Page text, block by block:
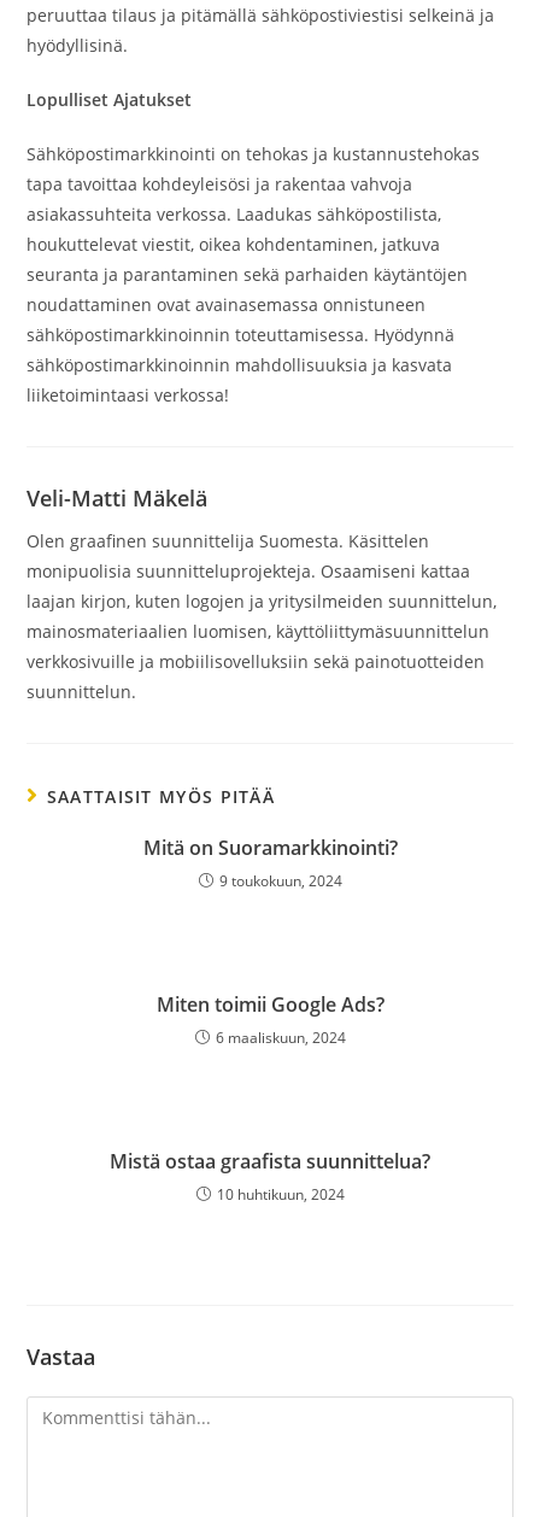
peruuttaa tilaus ja pitämällä sähköpostiviestisi selkeinä ja
hyödyllisinä.
Lopulliset Ajatukset
Sähköpostimarkkinointi on tehokas ja kustannustehokas
tapa tavoittaa kohdeyleisösi ja rakentaa vahvoja
asiakassuhteita verkossa. Laadukas sähköpostilista,
houkuttelevat viestit, oikea kohdentaminen, jatkuva
seuranta ja parantaminen sekä parhaiden käytäntöjen
noudattaminen ovat avainasemassa onnistuneen
sähköpostimarkkinoinnin toteuttamisessa. Hyödynnä
sähköpostimarkkinoinnin mahdollisuuksia ja kasvata
liiketoimintaasi verkossa!
Veli-Matti Mäkelä
Olen graafinen suunnittelija Suomesta. Käsittelen
monipuolisia suunnitteluprojekteja. Osaamiseni kattaa
laajan kirjon, kuten logojen ja yritysilmeiden suunnittelun,
mainosmateriaalien luomisen, käyttöliittymäsuunnittelun
verkkosivuille ja mobiilisovelluksiin sekä painotuotteiden
suunnittelun.
SAATTAISIT MYÖS PITÄÄ
Mitä on Suoramarkkinointi?
9 toukokuun, 2024
Miten toimii Google Ads?
6 maaliskuun, 2024
Mistä ostaa graafista suunnittelua?
10 huhtikuun, 2024
Vastaa
Kommentti